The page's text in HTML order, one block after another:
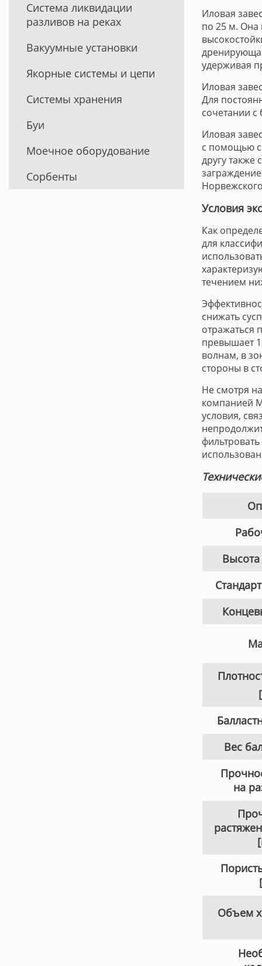
Система ликвидации
разливов на реках
Вакуумные установки
Якорные системы и цепи
Системы хранения
Буи
Моечное оборудование
Сорбенты
Иловая
по 25 м. Она
удерживая
Иловая
Для
сочетании с
Иловая
с помощью
другу также
Условия
Как
для
течением
снижать
отражаться
превышает
волнам, в
стороны в
Не смотря
компанией
условия,
Вес
на
Объем